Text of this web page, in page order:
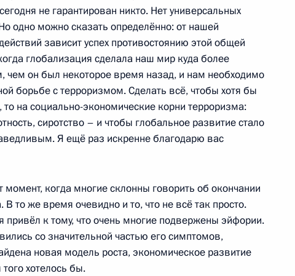
российско-американского
область, Горки
открытии Всемирного
3
не гарантирован никто. Нет универсальных
одно можно сказать определённо: от нашей
зависит успех противостоянию этой общей
глобализация сделала наш мир куда более
он был некоторое время назад, и нам необходимо
борьбе с терроризмом. Сделать всё, чтобы хотя бы
на социально-экономические корни терроризма:
сиротство – и чтобы глобальное развитие стало
Я ещё раз искренне благодарю вас
когда многие склонны говорить об окончании
то же время очевидно и то, что не всё так просто.
привёл к тому, что очень многие подвержены эйфории.
со значительной частью его симптомов,
новая модель роста, экономическое развитие
хотелось бы.